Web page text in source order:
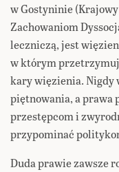
w Gostyninie
Zachowaniom
leczniczą, jest
w którym
kary więzienia. Nigdy
piętnowania, a prawa
przestępcom i
przypominać
Duda prawie zawsze